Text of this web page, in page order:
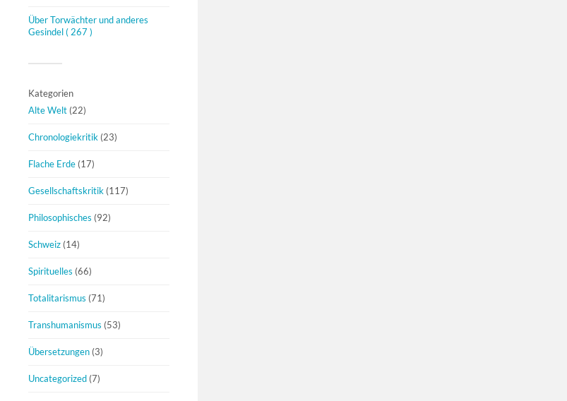
Über Torwächter und anderes
Gesindel( 267 )
Kategorien
Alte Welt (22)
Chronologiekritik (23)
Flache Erde (17)
Gesellschaftskritik (117)
Philosophisches (92)
Schweiz (14)
Spirituelles (66)
Totalitarismus (71)
Transhumanismus (53)
Übersetzungen (3)
Uncategorized (7)